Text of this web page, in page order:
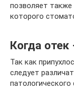
позволяет также
которого
Когда
Так как
следует